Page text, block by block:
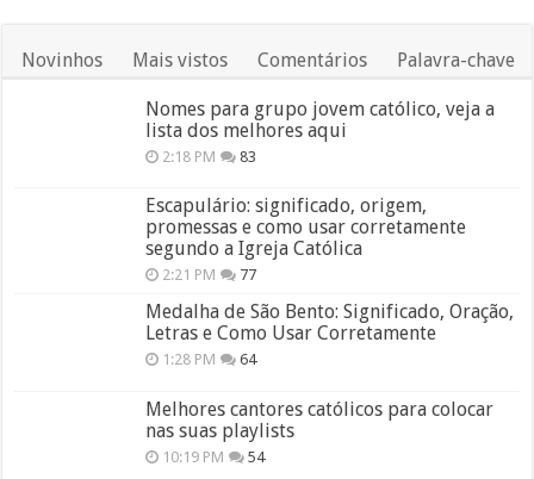
Novinhos Mais vistos Comentários Palavra-chave
Nomes para grupo jovem católico, veja a
lista dos melhores aqui
2:18 PM 83
Escapulário: significado, origem,
promessas e como usar corretamente
segundo a Igreja Católica
2:21 PM 77
Medalha de São Bento: Significado, Oração,
Letras e Como Usar Corretamente
1:28 PM 64
Melhores cantores católicos para colocar
nas suas playlists
10:19 PM 54